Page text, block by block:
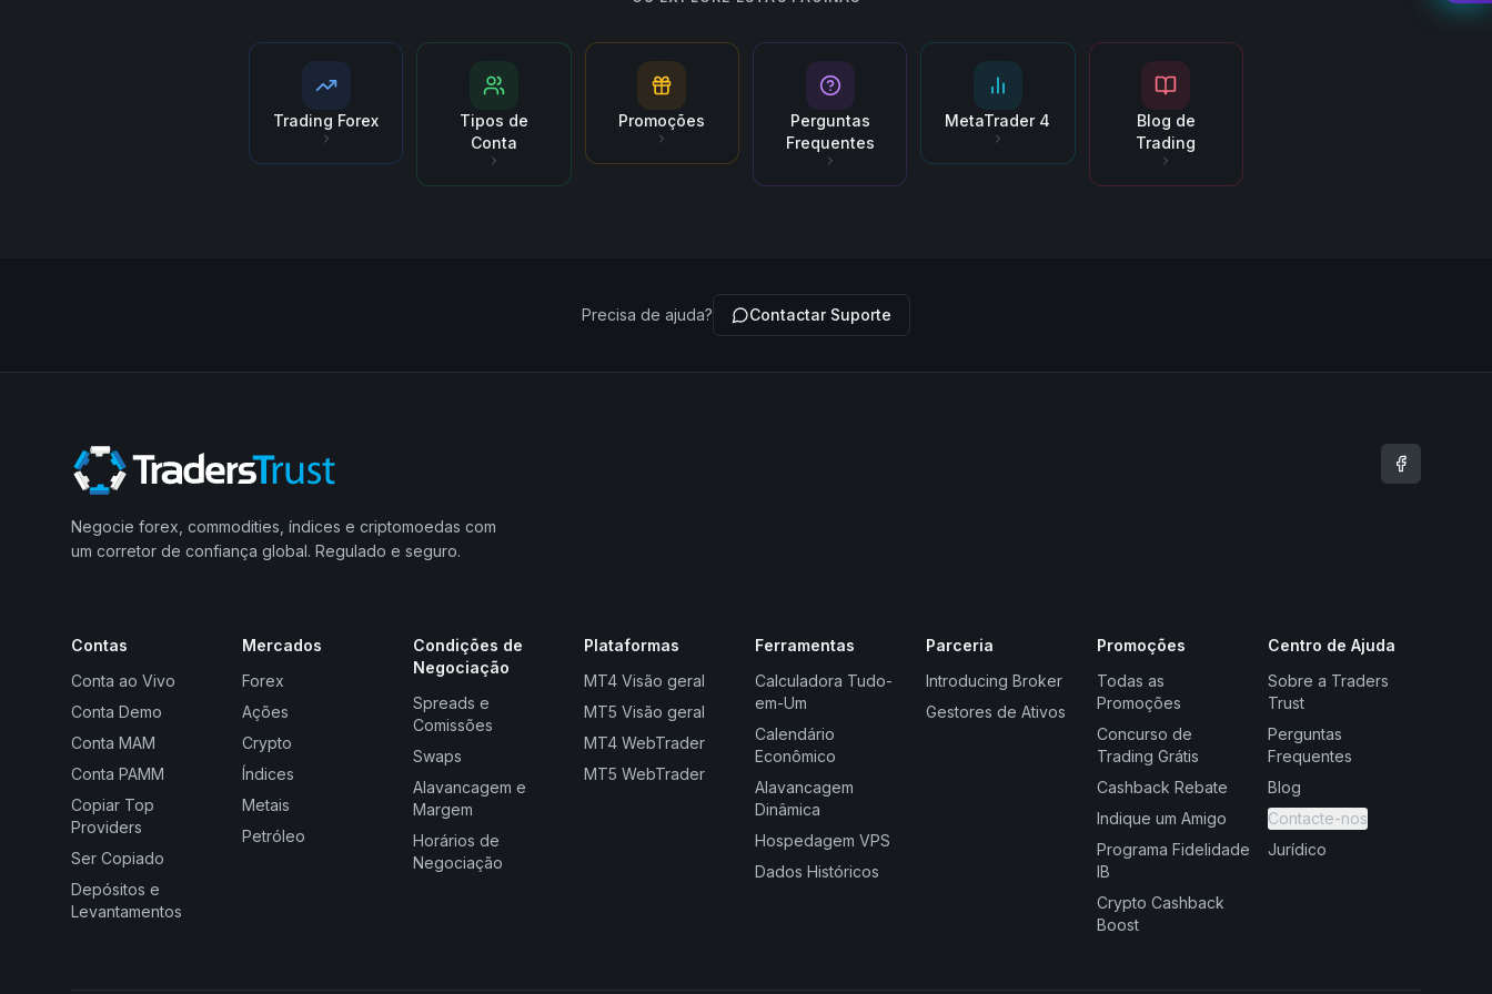
Trading Forex
Tipos de
Conta
Promoções
Perguntas
Frequentes
MetaTrader 4
Blog de
Trading
Precisa de ajuda? Contactar Suporte
Negocie forex, commodities, índices e criptomoedas com
um corretor de confiança global. Regulado e seguro.
Contas
Conta ao Vivo
Conta Demo
Conta MAM
Conta PAMM
Copiar Top
Providers
Ser Copiado
Depósitos e
Levantamentos
Mercados
Forex
Ações
Crypto
Índices
Metais
Petróleo
Condições de
Negociação
Spreads e
Comissões
Swaps
Alavancagem e
Margem
Horários de
Negociação
Plataformas
MT4 Visão geral
MT5 Visão geral
MT4 WebTrader
MT5 WebTrader
Ferramentas
Calculadora Tudo-
em-Um
Calendário
Econômico
Alavancagem
Dinâmica
Hospedagem VPS
Dados Históricos
Parceria
Introducing Broker
Gestores de Ativos
Promoções
Todas as
Promoções
Concurso de
Trading Grátis
Cashback Rebate
Indique um Amigo
Programa Fidelidade
IB
Crypto Cashback
Boost
Centro de Ajuda
Sobre a Traders
Trust
Perguntas
Frequentes
Blog
Contacte-nos
Jurídico